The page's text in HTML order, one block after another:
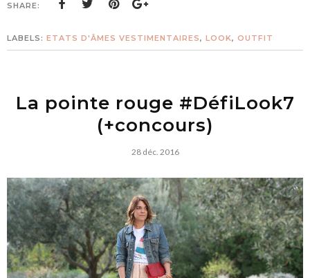
SHARE:
LABELS: ETATS D'ÂMES VESTIMENTAIRES, LOOK, OUTFIT
La pointe rouge #DéfiLook7
(+concours)
28 déc. 2016